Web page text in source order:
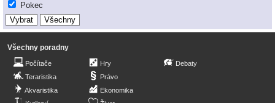
Pokec
Všechny poradny
Počítače
Teraristika
Akvaristika
Hry
Právo
Ekonomika
Debaty